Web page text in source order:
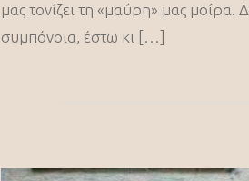
μας τονίζει τη «μαύρη» μας μοίρα.
συμπόνοια, έστω κι […]